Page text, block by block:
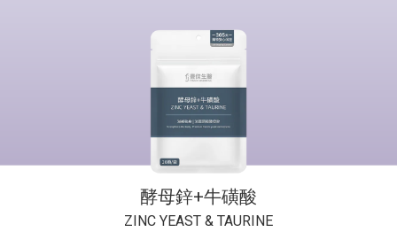
酵母鋅+牛磺酸
ZINC YEAST & TAURINE